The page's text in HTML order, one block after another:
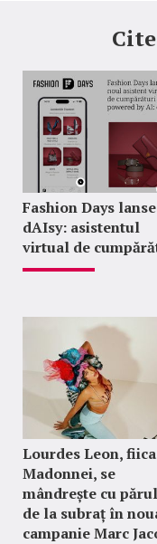
Fashion Days
dAIsy: asistentul
virtual de
Lourdes Leon, fiica
Madonnei, se
mândrește cu
de la subraț în
campanie Marc